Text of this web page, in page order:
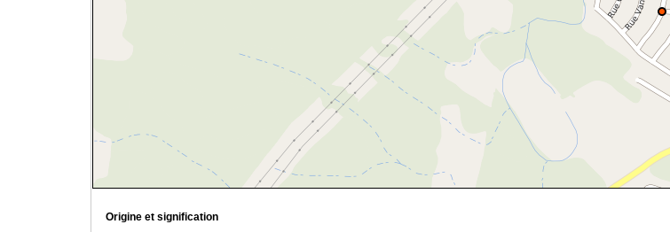
Origine et signification